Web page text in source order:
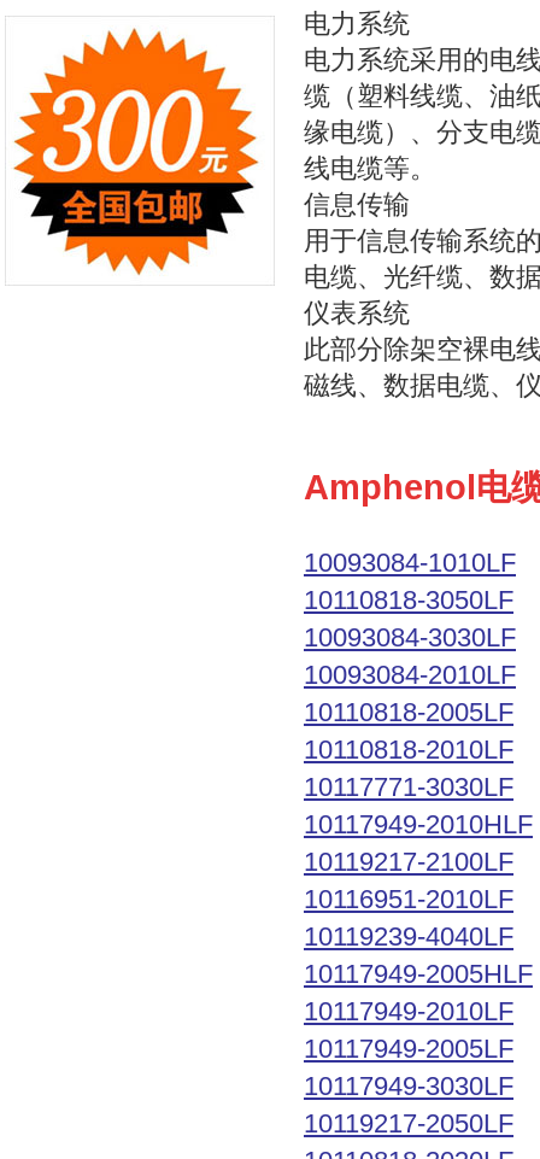
电力系统
电力系统采用的电
缆（塑料线缆、油
缘电缆）、分支电
线电缆等。
信息传输
用于信息传输系统
电缆、光纤缆、数
仪表系统
此部分除架空裸电
磁线、数据电缆、
Amphenol电
10093084-1010LF
10110818-3050LF
10093084-3030LF
10093084-2010LF
10110818-2005LF
10110818-2010LF
10117771-3030LF
10117949-2010HLF
10119217-2100LF
10116951-2010LF
10119239-4040LF
10117949-2005HLF
10117949-2010LF
10117949-2005LF
10117949-3030LF
10119217-2050LF